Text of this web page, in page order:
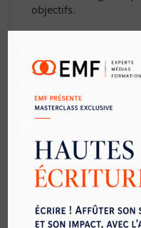
objectifs.
contenus, de la ligne
L'intervention peut
ligne éditoriale, une
l'organisation, une
un meilleur contrôle
ajustement des
management, une
(ligne éditoriale) ou
l’objectif.
Évaluation